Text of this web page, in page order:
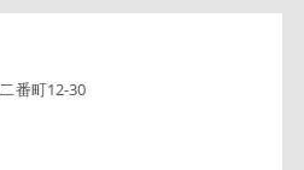
番町12-30